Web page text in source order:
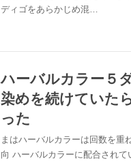
ディゴをあらかじめ混…
ハーバルカラー５
染めを続けていた
った
まはハーバルカラーは回数を重
向 ハーバルカラーに配合され